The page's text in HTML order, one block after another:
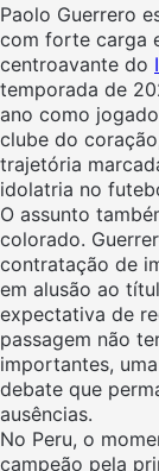
Paolo Guerrero
com forte carga
centroavante do
temporada de
ano como
clube do
trajetória
idolatria no
O assunto
colorado.
contratação de
em alusão ao
expectativa de
passagem não
importantes,
debate que
ausências.
No Peru, o
campeão pela